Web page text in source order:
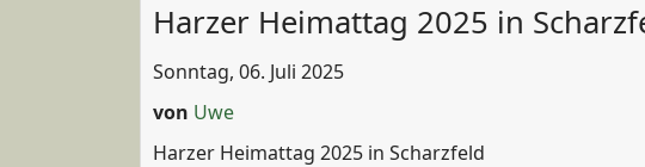
Harzer Heimattag 2025 in
Sonntag, 06. Juli 2025
von Uwe
Harzer Heimattag 2025 in Scharzfeld